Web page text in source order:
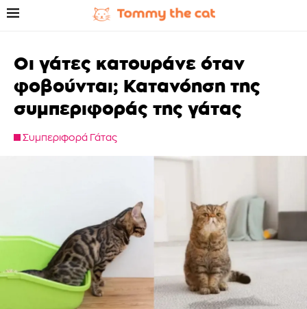
Οι γάτες κατουράνε όταν
φοβούνται; Κατανόηση της
συμπεριφοράς της γάτας
Συμπεριφορά Γάτας